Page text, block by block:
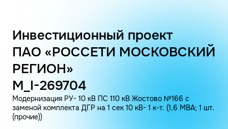
Инвестиционный проект
ПАО «РОССЕТИ МОСКОВСКИЙ
РЕГИОН»
M_I-269704
Модернизация РУ- 10 кВ ПС 110 кВ Жостово №166 с
заменой комплекта ДГР на 1 сек 10 кВ- 1 к-т. (1,6 МВА; 1 шт.
(прочие))